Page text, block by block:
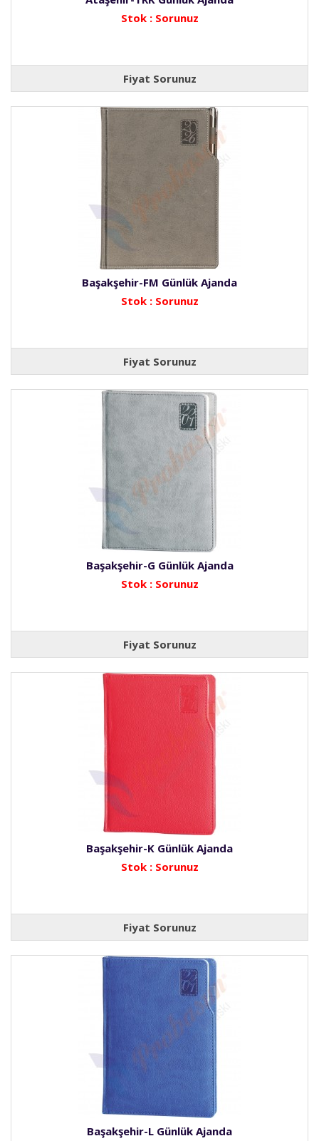
Stok : Sorunuz
Fiyat Sorunuz
Başakşehir-FM Günlük Ajanda
Stok : Sorunuz
Fiyat Sorunuz
Başakşehir-G Günlük Ajanda
Stok : Sorunuz
Fiyat Sorunuz
Başakşehir-K Günlük Ajanda
Stok : Sorunuz
Fiyat Sorunuz
Başakşehir-L Günlük Ajanda